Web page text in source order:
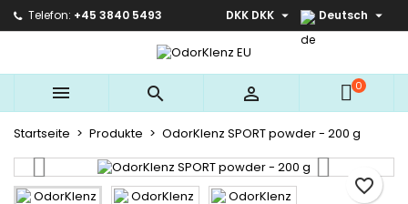
Telefon: +45 3840 5493 Deutsch 
DKK DKK 
   0
Startseite Produkte OdorKlenz SPORT powder - 200 g
favorite_border
Ihre Wunschlisten ×
add_circle_outline Create new list
Wunschliste erstellen ×
Name der Wunschliste
Abbrechen Wunschliste erstellen
Anmelden ×
Sie müssen angemeldet sein, um Artikel Ihrer
Wunschliste hinzufügen zu können.
Abbrechen Anmelden